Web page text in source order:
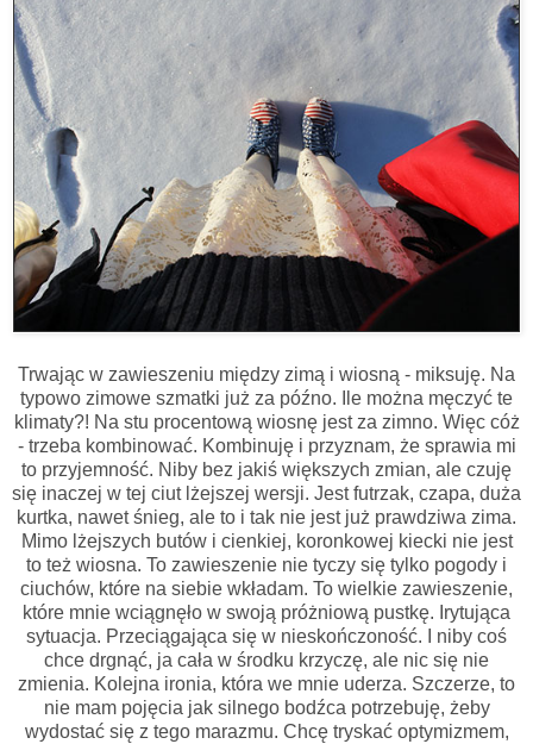
Trwając w zawieszeniu między zimą i wiosną - miksuję. Na
typowo zimowe szmatki już za późno. Ile można męczyć te
klimaty?! Na stu procentową wiosnę jest za zimno. Więc cóż
- trzeba kombinować. Kombinuję i przyznam, że sprawia mi
to przyjemność. Niby bez jakiś większych zmian, ale czuję
się inaczej w tej ciut lżejszej wersji. Jest futrzak, czapa, duża
kurtka, nawet śnieg, ale to i tak nie jest już prawdziwa zima.
Mimo lżejszych butów i cienkiej, koronkowej kiecki nie jest
to też wiosna. To zawieszenie nie tyczy się tylko pogody i
ciuchów, które na siebie wkładam. To wielkie zawieszenie,
które mnie wciągnęło w swoją próżniową pustkę. Irytująca
sytuacja. Przeciągająca się w nieskończoność. I niby coś
chce drgnąć, ja cała w środku krzyczę, ale nic się nie
zmienia. Kolejna ironia, która we mnie uderza. Szczerze, to
nie mam pojęcia jak silnego bodźca potrzebuję, żeby
wydostać się z tego marazmu. Chcę tryskać optymizmem,